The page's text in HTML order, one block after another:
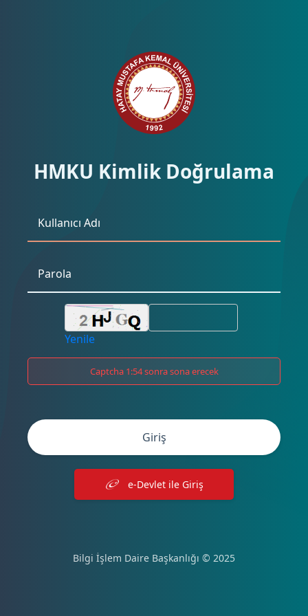
HMKU Kimlik Doğrulama
Yenile
Captcha 1:54 sonra sona erecek
Giriş
e-Devlet ile Giriş
Bilgi İşlem Daire Başkanlığı © 2025